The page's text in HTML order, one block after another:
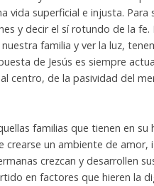
vida superficial e injusta. Para
y decir el sí rotundo de la fe.
familia y ver la luz,
de Jesús es siempre
centro, de la pasividad del
familias que tienen en su
crearse un ambiente de amor,
crezcan y desarrollen
en factores que hieren la